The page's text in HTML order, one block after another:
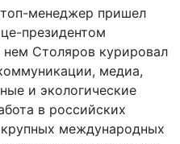
менеджер пришел
президентом
нем Столяров курировал
медиа,
и экологические
в российских
крупных международных